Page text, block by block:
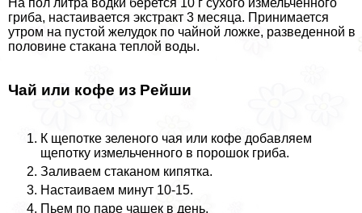
гриба, настаивается экстpaкт 3 месяца. Принимается
утром на пустой желудок по чайной ложке, разведенной в
половине стакана теплой воды.
Чай или кофе из Рейши
К щепотке зеленого чая или кофе добавляем
щепотку измельченного в порошок гриба.
Заливаем стаканом кипятка.
Настаиваем минут 10-15.
Пьем по паре чашек в день.